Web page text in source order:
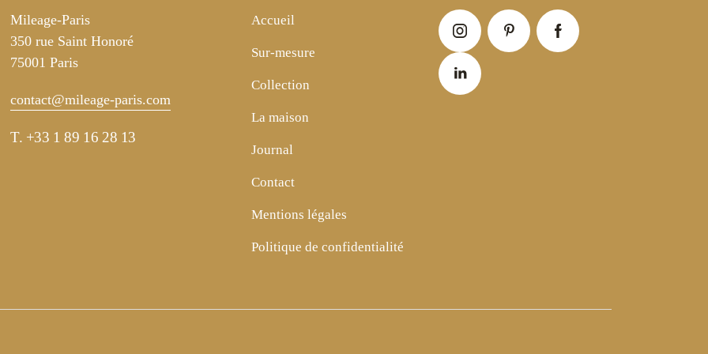
Mileage-Paris
350 rue Saint Honoré
75001 Paris
contact@mileage-paris.com
T. +33 1 89 16 28 13
Accueil
Sur-mesure
Collection
La maison
Journal
Contact
Mentions légales
Politique de confidentialité
vos Options